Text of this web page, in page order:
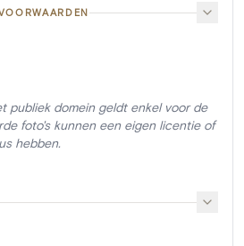
publiek domein geldt enkel voor de
foto's kunnen een eigen licentie of
hebben.